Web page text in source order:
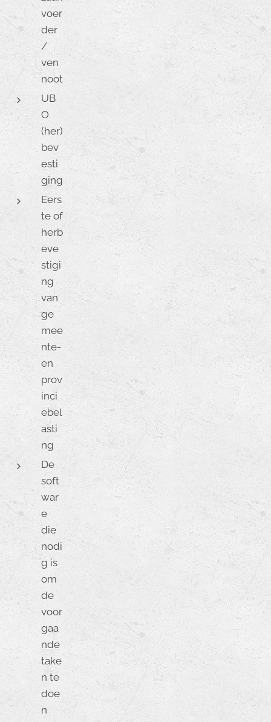
voer
der
/
ven
noot
UB
O
(her)
bev
esti
ging
Eers
te of
herb
eve
stigi
ng
van
ge
mee
nte-
en
prov
inci
ebel
asti
ng
De
soft
war
e
die
nodi
g is
om
de
voor
gaa
nde
take
n te
doe
n